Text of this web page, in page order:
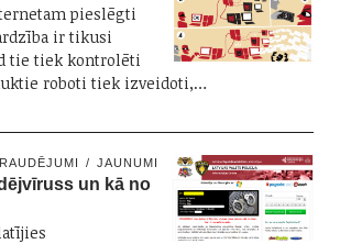
pieslēgti
ir tikusi
tie tiek kontrolēti
roboti tiek izveidoti,…
JAUNUMI
un kā no